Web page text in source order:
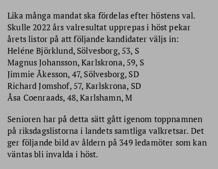
Lika många mandat ska fördelas efter höstens val.
Skulle 2022 års valresultat upprepas i höst pekar
årets listor på att följande kandidater väljs in:
Heléne Björklund, Sölvesborg, 53, S
Magnus Johansson, Karlskrona, 59, S
Jimmie Åkesson, 47, Sölvesborg, SD
Richard Jomshof, 57, Karlskrona, SD
Åsa Coenraads, 48, Karlshamn, M
Senioren har på detta sätt gått igenom toppnamnen
på riksdagslistorna i landets samtliga valkretsar. Det
ger följande bild av åldern på 349 ledamöter som kan
väntas bli invalda i höst.